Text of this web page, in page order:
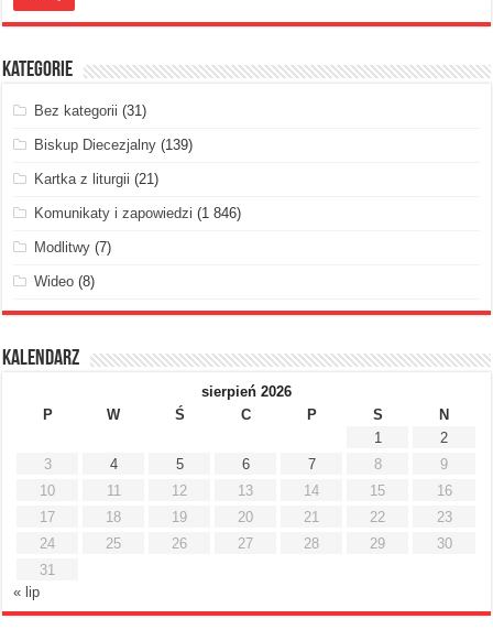
Kategorie
Bez kategorii (31)
Biskup Diecezjalny (139)
Kartka z liturgii (21)
Komunikaty i zapowiedzi (1 846)
Modlitwy (7)
Wideo (8)
Kalendarz
sierpień 2026
P
W Ś C P S
N
1
2
3
4 5 6 7 8
9
10
11 12 13 14 15
16
17
18 19 20 21 22
23
24
25 26 27 28 29
30
31
« lip